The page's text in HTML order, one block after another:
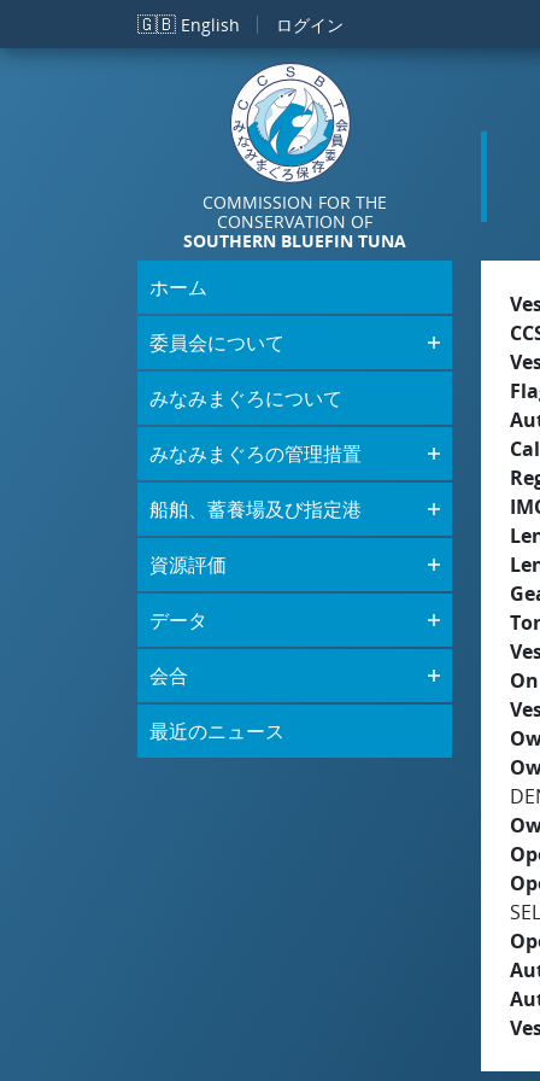
メインコンテンツに移動
🇬🇧 English ログイン
COMMISSION FOR THE
CONSERVATION OF
SOUTHERN BLUEFIN TUNA
ホーム
委員会について
みなみまぐろについて
みなみまぐろの管理措置
船舶、蓄養場及び指定港
資源評価
データ
会合
最近のニュース